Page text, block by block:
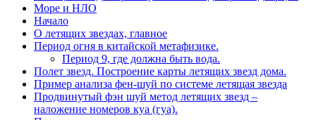
Море и НЛО
Начало
О летящих звездах, главное
Период огня в китайской метафизике.
Период 9, где должна быть вода.
Полет звезд. Построение карты летящих звезд дома.
Пример анализа фен-шуй по системе летящая звезда
Продвинутый фэн шуй метод летящих звезд –
наложение номеров куа (гуа).